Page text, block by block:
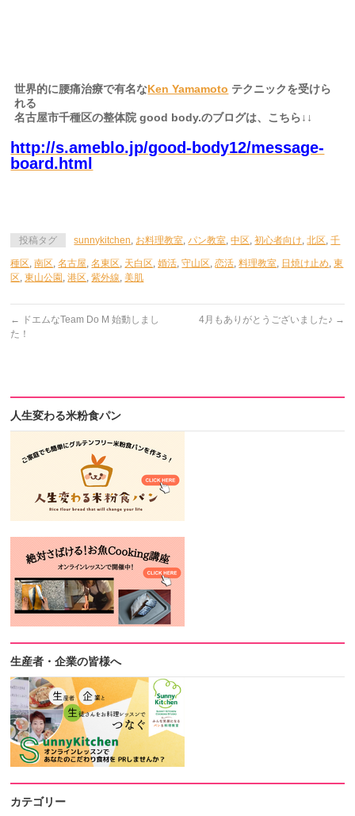
世界的に腰痛治療で有名なKen Yamamoto テクニックを受けら
れる
名古屋市千種区の整体院 good body.のブログは、こちら↓↓
http://s.ameblo.jp/good-body12/message-
board.html
投稿タグ sunnykitchen お料理教室 パン教室 ,中区 ,初心者向け ,北区 ,千
種区 ,南区 ,名古屋 ,名東区 天白区 ,婚活 ,守山区 ,恋活 ,料理教室 日焼け止め ,東
区 ,東山公園 ,港区 ,紫外線 ,美肌
←
ドエムなTeam Do M 始動しまし
た！
4月もありがとうございました♪ →
人生変わる米粉食パン
生産者・企業の皆様へ
カテゴリー